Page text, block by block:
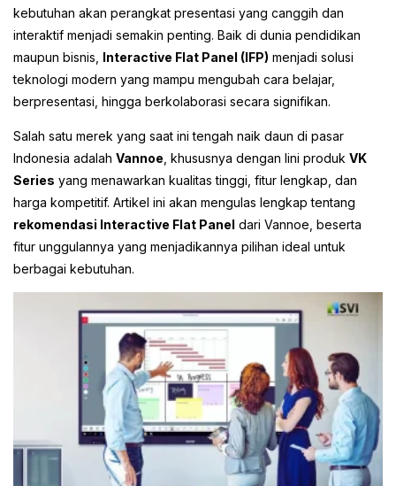
kebutuhan akan perangkat presentasi yang canggih dan
interaktif menjadi semakin penting. Baik di dunia pendidikan
maupun bisnis, Interactive Flat Panel (IFP) menjadi solusi
teknologi modern yang mampu mengubah cara belajar,
berpresentasi, hingga berkolaborasi secara signifikan.
Salah satu merek yang saat ini tengah naik daun di pasar
Indonesia adalah Vannoe , khususnya dengan lini produk VK
Series yang menawarkan kualitas tinggi, fitur lengkap, dan
harga kompetitif. Artikel ini akan mengulas lengkap tentang
rekomendasi Interactive Flat Panel dari Vannoe, beserta
fitur unggulannya yang menjadikannya pilihan ideal untuk
berbagai kebutuhan.